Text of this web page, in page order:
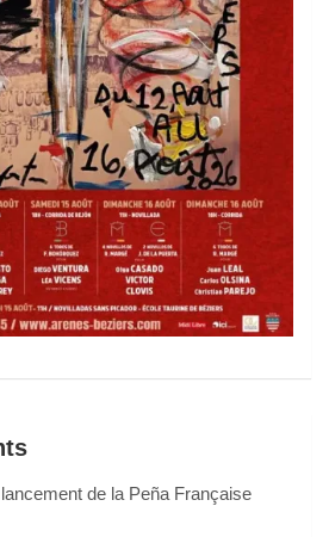
de la Peña Française